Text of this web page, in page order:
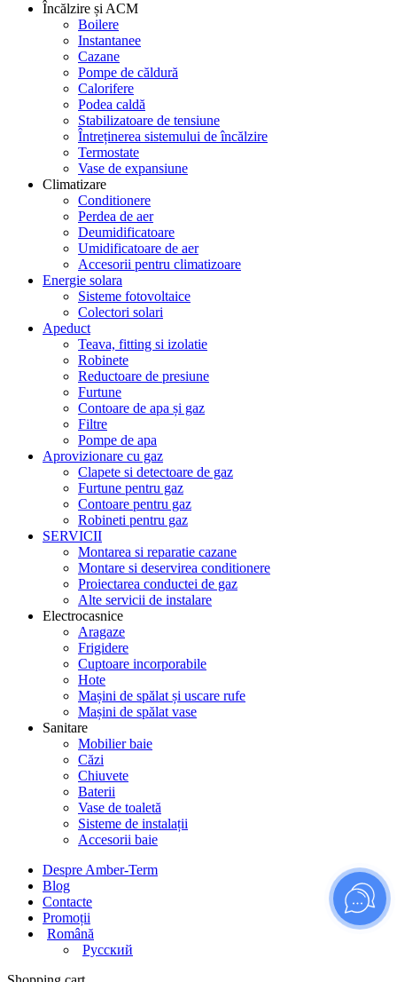
Încălzire și ACM
Boilere
Instantanee
Cazane
Pompe de căldură
Calorifere
Podea caldă
Stabilizatoare de tensiune
Întreținerea sistemului de încălzire
Termostate
Vase de expansiune
Climatizare
Conditionere
Perdea de aer
Deumidificatoare
Umidificatoare de aer
Accesorii pentru climatizoare
Energie solara
Sisteme fotovoltaice
Colectori solari
Apeduct
Teava, fitting si izolatie
Robinete
Reductoare de presiune
Furtune
Contoare de apa și gaz
Filtre
Pompe de apa
Aprovizionare cu gaz
Clapete si detectoare de gaz
Furtune pentru gaz
Contoare pentru gaz
Robineti pentru gaz
SERVICII
Montarea si reparatie cazane
Montare si deservirea conditionere
Proiectarea conductei de gaz
Alte servicii de instalare
Electrocasnice
Aragaze
Frigidere
Cuptoare incorporabile
Hote
Mașini de spălat și uscare rufe
Mașini de spălat vase
Sanitare
Mobilier baie
Căzi
Chiuvete
Baterii
Vase de toaletă
Sisteme de instalații
Accesorii baie
Despre Amber-Term
Blog
Contacte
Promoții
Română
Русский